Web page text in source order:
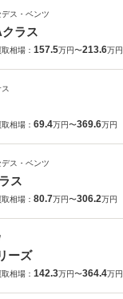
デス・ベンツ
ラス
相場： 157.5万円〜213.6万円
ス
相場： 69.4万円〜369.6万円
デス・ベンツ
ス
相場： 80.7万円〜306.2万円
ーズ
相場： 142.3万円〜364.4万円